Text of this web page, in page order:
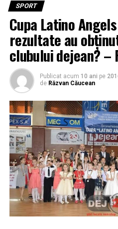
SPORT
Cupa Latino
rezultate au
clubului dejean? –
Publicat acum 10 ani pe
de Răzvan Căucean